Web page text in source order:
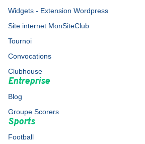
Widgets - Extension Wordpress
Site internet MonSiteClub
Tournoi
Convocations
Clubhouse
Entreprise
Blog
Groupe Scorers
Sports
Football